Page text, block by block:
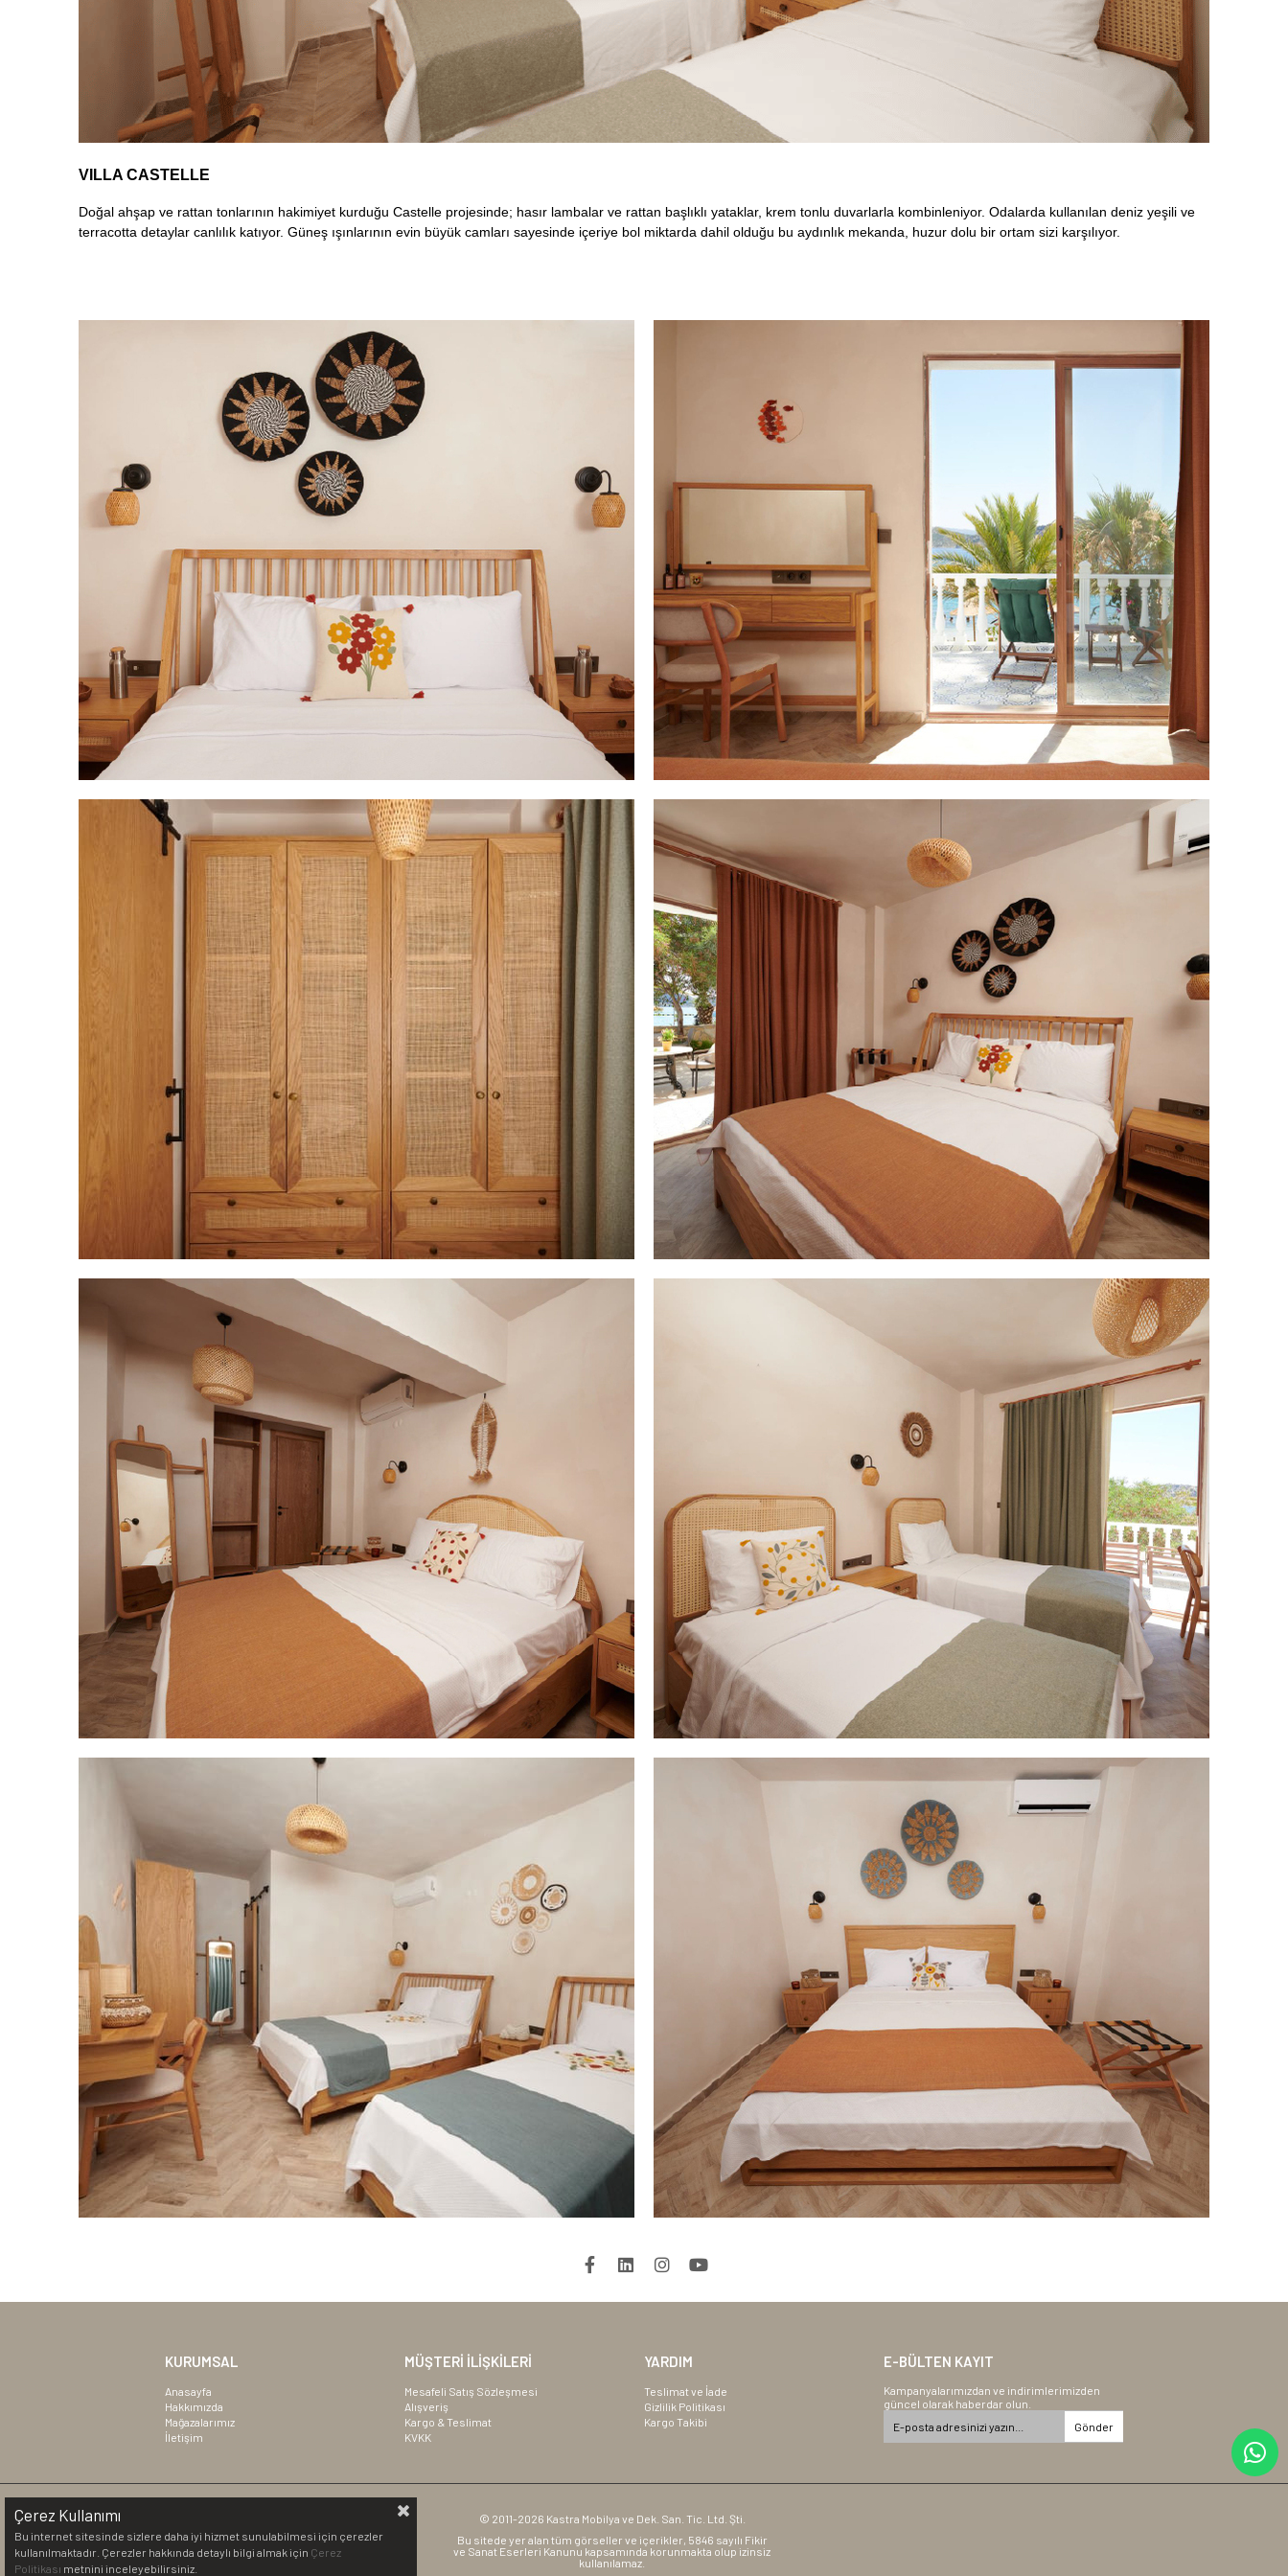
VILLA CASTELLE
Doğal ahşap ve rattan tonlarının hakimiyet kurduğu Castelle projesinde; hasır lambalar ve rattan başlıklı yataklar, krem tonlu duvarlarla kombinleniyor. Odalarda kullanılan deniz yeşili ve
terracotta detaylar canlılık katıyor. Güneş ışınlarının evin büyük camları sayesinde içeriye bol miktarda dahil olduğu bu aydınlık mekanda, huzur dolu bir ortam sizi karşılıyor.
KURUMSAL
Anasayfa
Hakkımızda
Mağazalarımız
İletişim
MÜŞTERİ İLİŞKİLERİ
Mesafeli Satış Sözleşmesi
Alışveriş
Kargo & Teslimat
KVKK
YARDIM
Teslimat ve İade
Gizlilik Politikası
Kargo Takibi
E-BÜLTEN KAYIT
Kampanyalarımızdan ve indirimlerimizden
güncel olarak haberdar olun.
Gönder
© 2011-2026 Kastra Mobilya ve Dek. San. Tic. Ltd. Şti.
Bu sitede yer alan tüm görseller ve içerikler, 5846 sayılı Fikir
ve Sanat Eserleri Kanunu kapsamında korunmakta olup izinsiz
kullanılamaz.
Çerez Kullanımı
Bu internet sitesinde sizlere daha iyi hizmet sunulabilmesi için çerezler
kullanılmaktadır. Çerezler hakkında detaylı bilgi almak için Çerez
Politikası metnini inceleyebilirsiniz.